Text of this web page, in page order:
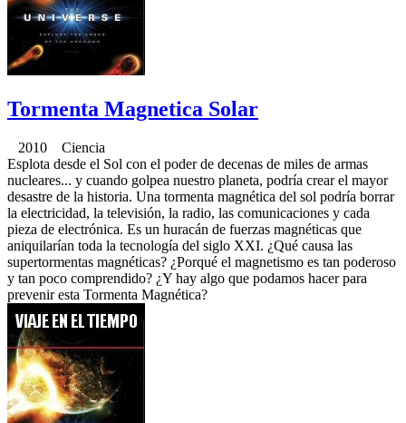
Tormenta Magnetica Solar
2010 Ciencia
Esplota desde el Sol con el poder de decenas de miles de armas
nucleares... y cuando golpea nuestro planeta, podría crear el mayor
desastre de la historia. Una tormenta magnética del sol podría borrar
la electricidad, la televisión, la radio, las comunicaciones y cada
pieza de electrónica. Es un huracán de fuerzas magnéticas que
aniquilarían toda la tecnología del siglo XXI. ¿Qué causa las
supertormentas magnéticas? ¿Porqué el magnetismo es tan poderoso
y tan poco comprendido? ¿Y hay algo que podamos hacer para
prevenir esta Tormenta Magnética?